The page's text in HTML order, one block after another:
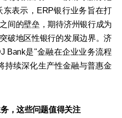
东表示，ERP银行业务旨在打
间的壁垒，期待济州银行成为
破地区性银行的发展边界。济
Bank是"金融在企业业务流程
持续深化生产性金融与普惠金
，这些问题值得关注